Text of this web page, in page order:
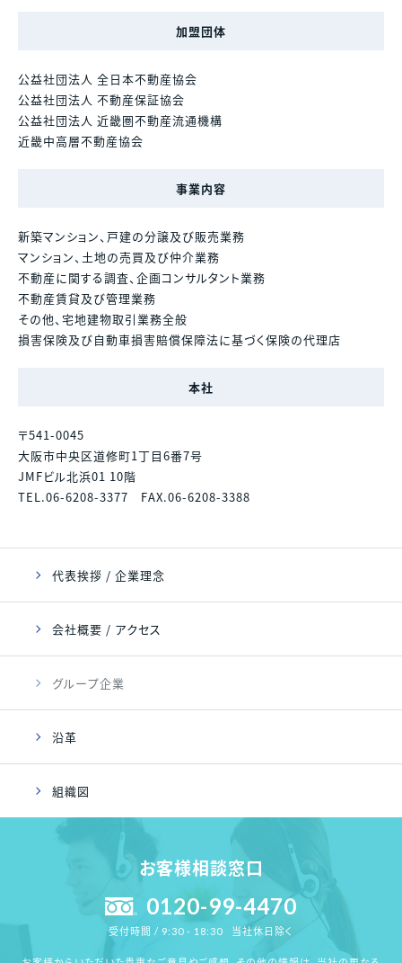
加盟団体
公益社団法人 全日本不動産協会
公益社団法人 不動産保証協会
公益社団法人 近畿圏不動産流通機構
近畿中高層不動産協会
事業内容
新築マンション、戸建の分譲及び販売業務
マンション、土地の売買及び仲介業務
不動産に関する調査、企画コンサルタント業務
不動産賃貸及び管理業務
その他、宅地建物取引業務全般
損害保険及び自動車損害賠償保障法に基づく保険の代理店
本社
〒541-0045
大阪市中央区道修町1丁目6番7号
JMFビル北浜01 10階
TEL.06-6208-3377 FAX.06-6208-3388
代表挨拶 / 企業理念
会社概要 / アクセス
グループ企業
沿革
組織図
お客様相談窓口
0120-99-4470
受付時間 / 9:30 - 18:30 当社休日除く